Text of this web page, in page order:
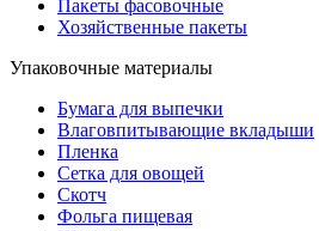
Пакеты фасовочные
Хозяйственные пакеты
Упаковочные материалы
Бумага для выпечки
Влаговпитывающие вкладыши
Пленка
Сетка для овощей
Скотч
Фольга пищевая